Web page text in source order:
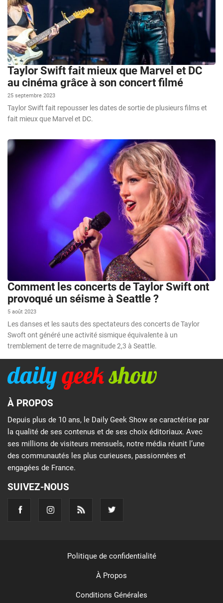
Taylor Swift fait mieux que Marvel et DC
au cinéma grâce à son concert filmé
25 septembre 2023
Taylor Swift fait repousser les dates de sortie de plusieurs films et
fait mieux que Marvel et DC.
Comment les concerts de Taylor Swift ont
provoqué un séisme à Seattle ?
5 août 2023
Les danses et les sauts des spectateurs des concerts de Taylor
Swoft ont généré une activité sismique équivalente à un
tremblement de terre de magnitude 2,3 à Seattle.
À PROPOS
Depuis plus de 10 ans, le Daily Geek Show se caractérise par
la qualité de ses contenus et de ses choix éditoriaux. Avec
ses millions de visiteurs mensuels, notre média réunit l’une
des communautés les plus curieuses, passionnées et
engagées de France.
SUIVEZ-NOUS
Politique de confidentialité
À Propos
Conditions Générales